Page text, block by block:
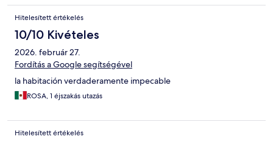
Hitelesített értékelés
10/10 Kivételes
2026. február 27.
Fordítás a Google segítségével
la habitación verdaderamente impecable
ROSA, 1 éjszakás utazás
Hitelesített értékelés